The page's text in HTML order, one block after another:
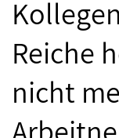
Reiche
nicht